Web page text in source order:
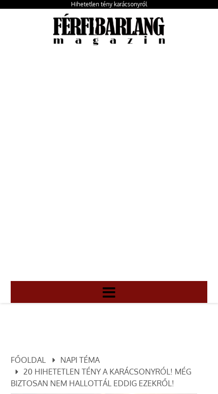
Hihetetlen tény karácsonyról
FŐOLDAL
NAPI TÉMA
20 HIHETETLEN TÉNY A KARÁCSONYRÓL! MÉG
BIZTOSAN NEM HALLOTTÁL EDDIG EZEKRŐL!